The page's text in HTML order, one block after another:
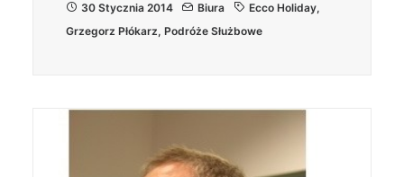
30 Stycznia 2014 Biura Ecco Holiday,
Grzegorz Płókarz, Podróże Służbowe